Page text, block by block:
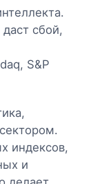
сбой,
S&P
индексов,
и